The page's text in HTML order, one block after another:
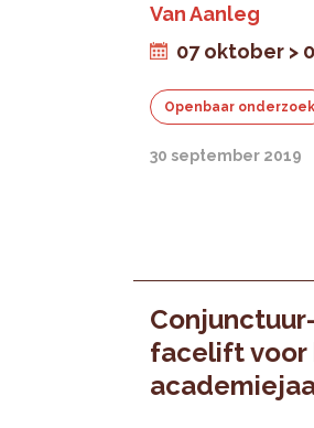
Van Aanleg
07 oktober >
Openbaar onderzoek
30 september 2019
facelift voor